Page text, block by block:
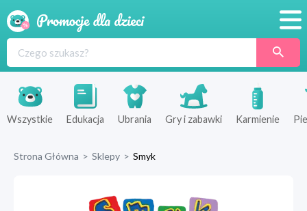
Produkty
Sklepy
Wszystkie Edukacja Ubrania Gry i zabawki Karmienie
Strona Główna > Sklepy > Smyk